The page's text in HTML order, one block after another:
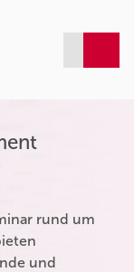
rund um
und